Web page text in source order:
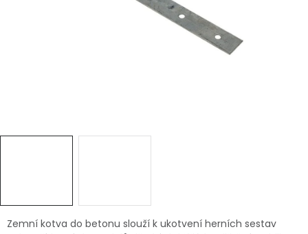
Značky
Zemní kotva do betonu slouží k ukotvení herních sestav